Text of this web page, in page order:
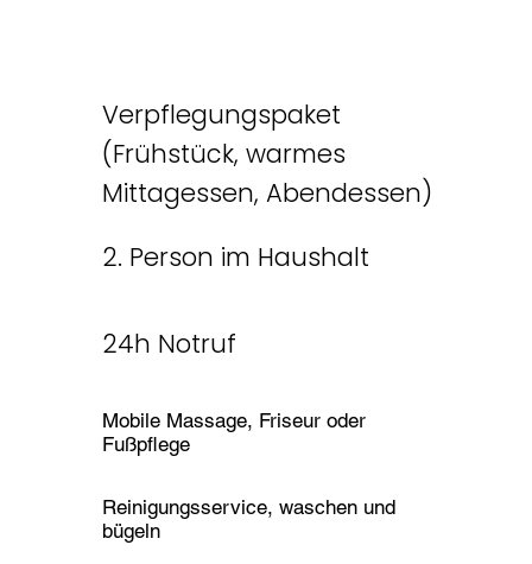
Verpflegungspaket
(Frühstück, warmes
Mittagessen, Abendessen)
2. Person im Haushalt
24h Notruf
Mobile Massage, Friseur oder
Fußpflege
Reinigungsservice, waschen und
bügeln